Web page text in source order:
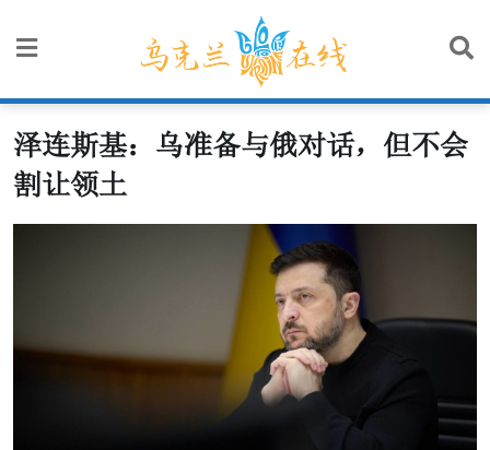
泽连斯基：乌准备与俄对话，但不会
割让领土